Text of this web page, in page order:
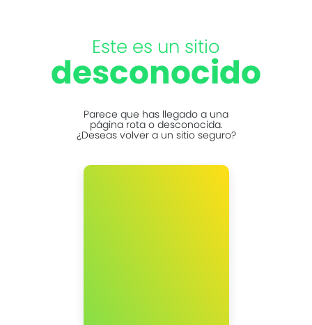
Este es un sitio
desconocido
Parece que has llegado a una
página rota o desconocida.
¿Deseas volver a un sitio seguro?